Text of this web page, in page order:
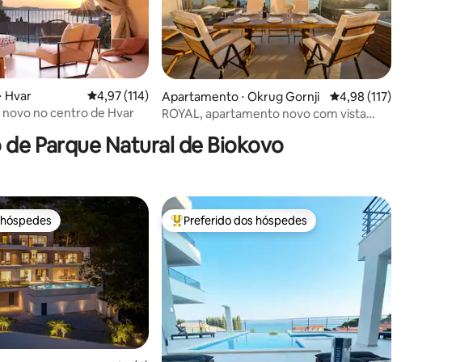
5, 241 avaliações
Hvar 4,97 de uma avaliação média de 5, 114 avaliações
4,97 (114)
novo no centro de Hvar
Apartamento ⋅ Okrug Gornji 4,98 de uma avaliação
4,98 (117)
ROYAL, apartamento novo com vista
Parque Natural de Biokovo
de 5, 93 avaliações
Entre os melhores preferidos dos hóspedes
Preferido dos hóspedes